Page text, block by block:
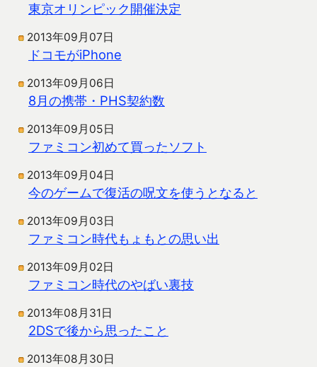
東京オリンピック開催決定
2013年09月07日
ドコモがiPhone
2013年09月06日
8月の携帯・PHS契約数
2013年09月05日
ファミコン初めて買ったソフト
2013年09月04日
今のゲームで復活の呪文を使うとなると
2013年09月03日
ファミコン時代もょもとの思い出
2013年09月02日
ファミコン時代のやばい裏技
2013年08月31日
2DSで後から思ったこと
2013年08月30日